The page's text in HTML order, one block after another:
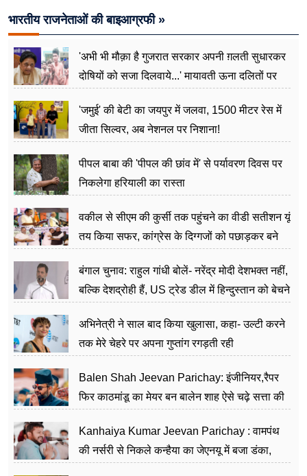
भारतीय राजनेताओं की बाइआग्रफी »
'अभी भी मौक़ा है गुजरात सरकार अपनी ग़लती सुधारकर
दोषियों को सजा दिलवाये...' मायावती ऊना दलितों पर
'जमुई' की बेटी का जयपुर में जलवा, 1500 मीटर रेस में
जीता सिल्वर, अब नेशनल पर निशाना!
पीपल बाबा की 'पीपल की छांव में' से पर्यावरण दिवस पर
निकलेगा हरियाली का रास्ता
वकील से सीएम की कुर्सी तक पहुंचने का वीडी सतीशन यूं
तय किया सफर, कांग्रेस के दिग्गजों को पछाड़कर बने
बंगाल चुनाव: राहुल गांधी बोलें- नरेंद्र मोदी देशभक्त नहीं,
बल्कि देशद्रोही हैं, US ट्रेड डील में हिन्दुस्तान को बेचने
अभिनेत्री ने साल बाद किया खुलासा, कहा- उल्टी करने
तक मेरे चेहरे पर अपना गुप्तांग रगड़ती रही
Balen Shah Jeevan Parichay: इंजीनियर,रैपर
फिर काठमांडू का मेयर बन बालेन शाह ऐसे चढ़े सत्ता की
Kanhaiya Kumar Jeevan Parichay : वामपंथ
की नर्सरी से निकले कन्हैया का जेएनयू में बजा डंका,